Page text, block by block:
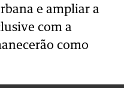
e ampliar a
com a
como